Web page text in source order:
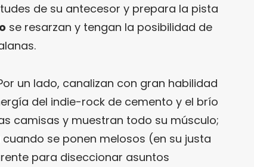
de su antecesor y prepara la pista
se resarzan y tengan la posibilidad de
un lado, canalizan con gran habilidad
del indie-rock de cemento y el brío
camisas y muestran todo su músculo;
se ponen melosos (en su justa
para diseccionar asuntos